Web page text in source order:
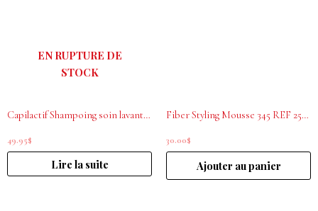
EN RUPTURE DE
STOCK
Capilactif Shampoing soin lavant pour cheveux clairsemés/ fragilisés perte de cheveux 1L
49.95$
Lire la suite
Fiber Styling Mousse 345 REF 250 ml
30.00$
Ajouter au panier